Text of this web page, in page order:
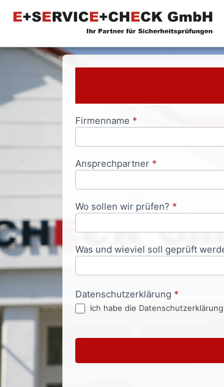
Anfrageformular
Firmenname *
Ansprechpartner *
Wo sollen wir prüfen? *
Was und wieviel soll geprüft
Datenschutzerklärung *
Ich habe die